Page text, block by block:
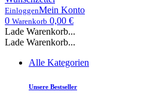
EinloggenMein Konto
0 Warenkorb 0,00 €
Lade Warenkorb...
Lade Warenkorb...
Alle Kategorien
Unsere Bestseller